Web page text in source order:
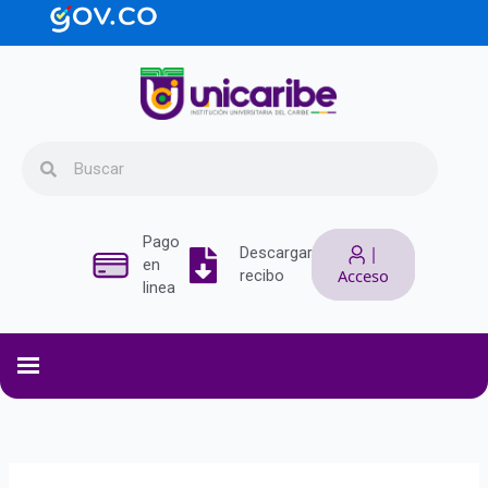
contenido
Pago
en
linea
Descargar
recibo
|
Acceso